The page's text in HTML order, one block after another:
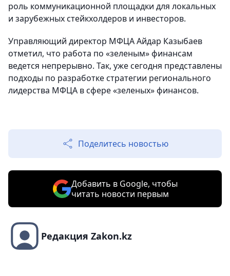
роль коммуникационной площадки для локальных
и зарубежных стейкхолдеров и инвесторов.
Управляющий директор МФЦА Айдар Казыбаев
отметил, что работа по «зеленым» финансам
ведется непрерывно. Так, уже сегодня представлены
подходы по разработке стратегии регионального
лидерства МФЦА в сфере «зеленых» финансов.
Поделитесь новостью
Добавить в Google, чтобы
читать новости первым
Редакция Zakon.kz